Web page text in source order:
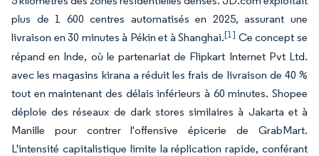
plus de 1 600 centres automatisés en 2025, assurant une
livraison en 30 minutes à Pékin et à Shanghai.[1] Ce concept se
répand en Inde, où le partenariat de Flipkart Internet Pvt Ltd.
avec les magasins kirana a réduit les frais de livraison de 40 %
tout en maintenant des délais inférieurs à 60 minutes. Shopee
déploie des réseaux de dark stores similaires à Jakarta et à
Manille pour contrer l'offensive épicerie de GrabMart.
L'intensité capitalistique limite la réplication rapide, conférant